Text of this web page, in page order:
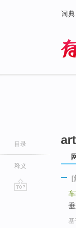
词典
目录
释义
[